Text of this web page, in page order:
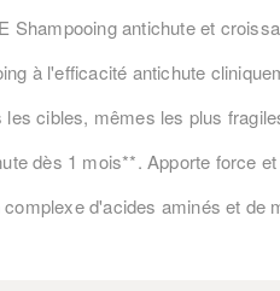
Shampooing antichute et
à l'efficacité antichute
les cibles, mêmes les plus
dès 1 mois**. Apporte force
d'acides aminés et de